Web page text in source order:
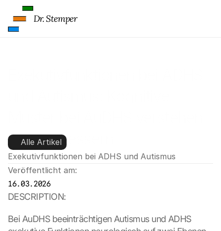
und verbessern
Alle Artikel
Exekutivfunktionen bei ADHS und Autismus
Veröffentlicht am:
16.03.2026
DESCRIPTION:
Bei AuDHS beeinträchtigen Autismus und ADHS
Dr. Stemper